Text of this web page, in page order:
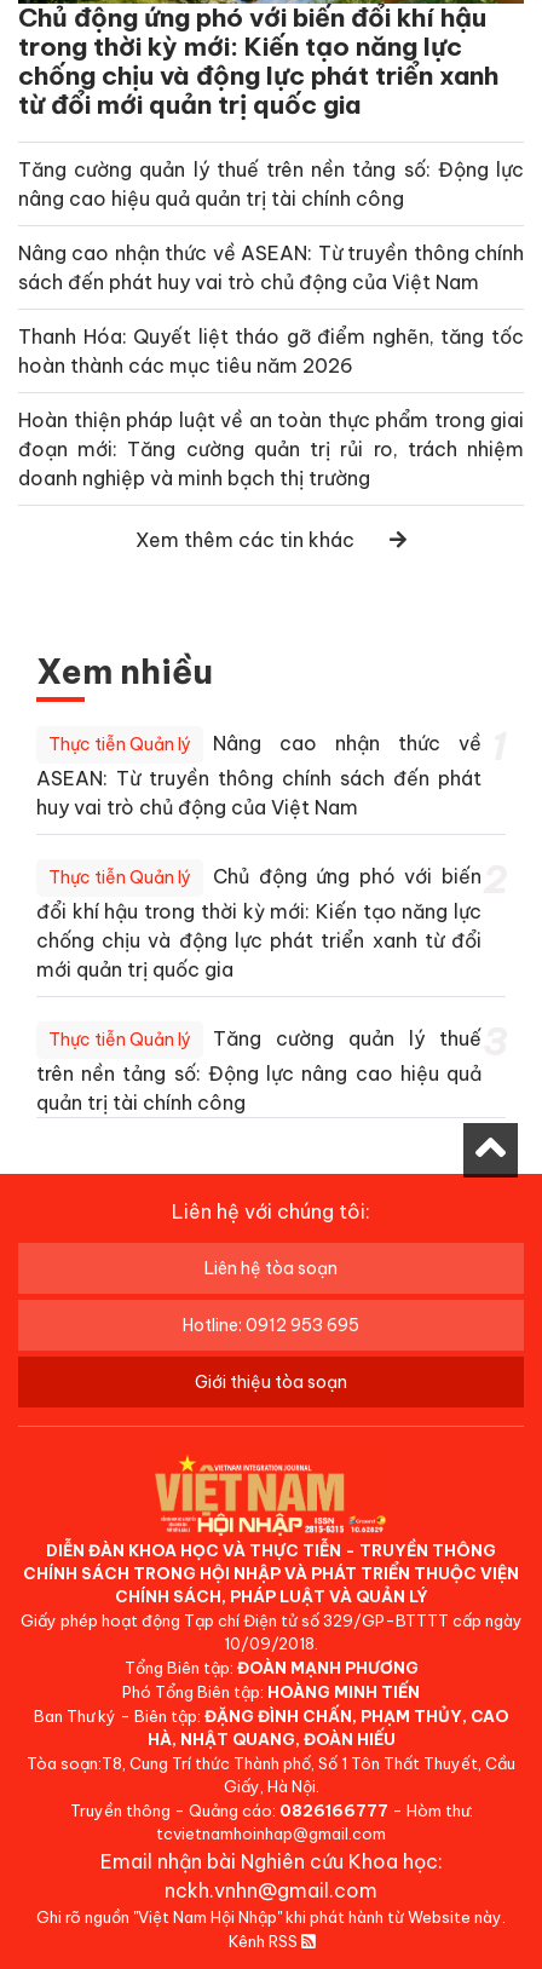
Chủ động ứng phó với biến đổi khí hậu
trong thời kỳ mới: Kiến tạo năng lực
chống chịu và động lực phát triển xanh
từ đổi mới quản trị quốc gia
Tăng cường quản lý thuế trên nền tảng số: Động lực
nâng cao hiệu quả quản trị tài chính công
Nâng cao nhận thức về ASEAN: Từ truyền thông chính
sách đến phát huy vai trò chủ động của Việt Nam
Thanh Hóa: Quyết liệt tháo gỡ điểm nghẽn, tăng tốc
hoàn thành các mục tiêu năm 2026
Hoàn thiện pháp luật về an toàn thực phẩm trong giai
đoạn mới: Tăng cường quản trị rủi ro, trách nhiệm
doanh nghiệp và minh bạch thị trường
Xem thêm các tin khác
Xem nhiều
Thực tiễn Quản lý
Nâng cao nhận thức về
ASEAN: Từ truyền thông chính sách đến phát
huy vai trò chủ động của Việt Nam
Thực tiễn Quản lý
Chủ động ứng phó với biến
đổi khí hậu trong thời kỳ mới: Kiến tạo năng lực
chống chịu và động lực phát triển xanh từ đổi
mới quản trị quốc gia
Thực tiễn Quản lý
Tăng cường quản lý thuế
trên nền tảng số: Động lực nâng cao hiệu quả
quản trị tài chính công
Liên hệ với chúng tôi:
Liên hệ tòa soạn
Hotline: 0912 953 695
Giới thiệu tòa soạn
DIỄN ĐÀN KHOA HỌC VÀ THỰC TIỄN - TRUYỀN THÔNG
CHÍNH SÁCH TRONG HỘI NHẬP VÀ PHÁT TRIỂN THUỘC VIỆN
CHÍNH SÁCH, PHÁP LUẬT VÀ QUẢN LÝ
Giấy phép hoạt động Tạp chí Điện tử số 329/GP-BTTTT cấp ngày
10/09/2018.
Tổng Biên tập: ĐOÀN MẠNH PHƯƠNG
Phó Tổng Biên tập: HOÀNG MINH TIẾN
Ban Thư ký - Biên tập: ĐẶNG ĐÌNH CHẤN, PHẠM THỦY, CAO
HÀ, NHẬT QUANG, ĐOÀN HIẾU
Tòa soạn:T8, Cung Trí thức Thành phố, Số 1 Tôn Thất Thuyết, Cầu
Giấy, Hà Nội.
Truyền thông - Quảng cáo: 0826166777 - Hòm thư:
tcvietnamhoinhap@gmail.com
Email nhận bài Nghiên cứu Khoa học:
nckh.vnhn@gmail.com
Ghi rõ nguồn "Việt Nam Hội Nhập" khi phát hành từ Website này.
Kênh RSS